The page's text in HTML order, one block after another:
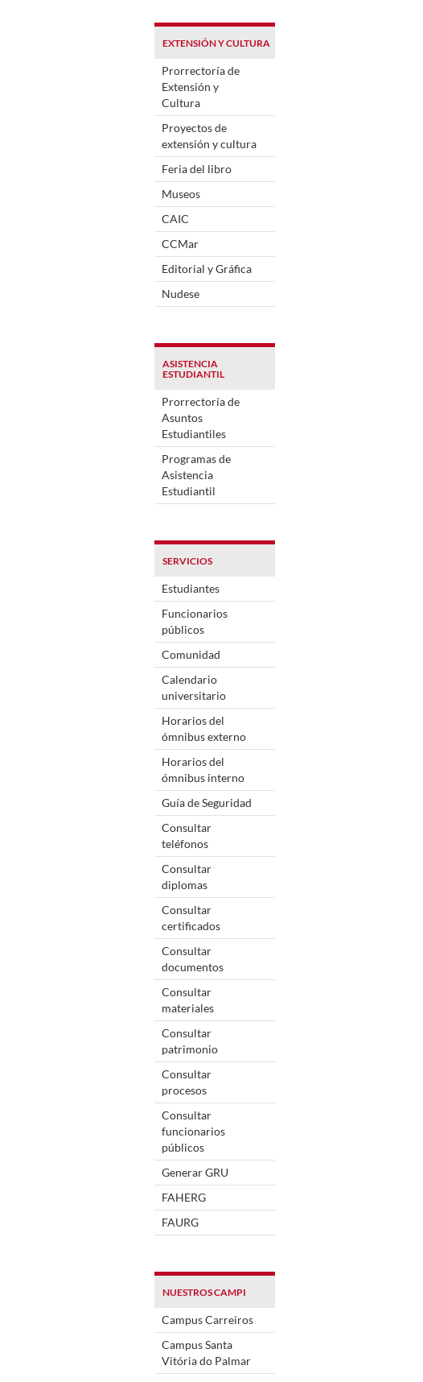
EXTENSIÓN Y CULTURA
Prorrectoría de
Extensión y
Cultura
Proyectos de
extensión y cultura
Feria del libro
Museos
CAIC
CCMar
Editorial y Gráfica
Nudese
ASISTENCIA
ESTUDIANTIL
Prorrectoría de
Asuntos
Estudiantiles
Programas de
Asistencia
Estudiantil
SERVICIOS
Estudiantes
Funcionarios
públicos
Comunidad
Calendario
universitario
Horarios del
ómnibus externo
Horarios del
ómnibus interno
Guía de Seguridad
Consultar
teléfonos
Consultar
diplomas
Consultar
certificados
Consultar
documentos
Consultar
materiales
Consultar
patrimonio
Consultar
procesos
Consultar
funcionarios
públicos
Generar GRU
FAHERG
FAURG
NUESTROS CAMPI
Campus Carreiros
Campus Santa
Vitória do Palmar